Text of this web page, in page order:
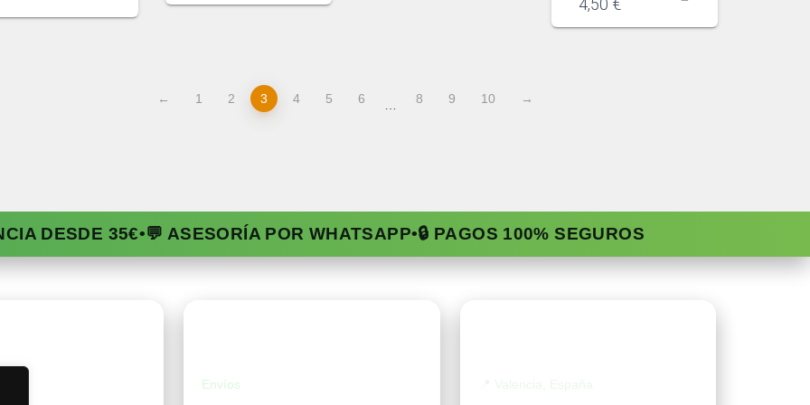
4,50 €
← 1 2 3 4 5 6 … 8 9 10 →
DESDE 35€•💬 ASESORÍA POR WHATSAPP•🔒 PAGOS 100% SEGUROS
Envíos